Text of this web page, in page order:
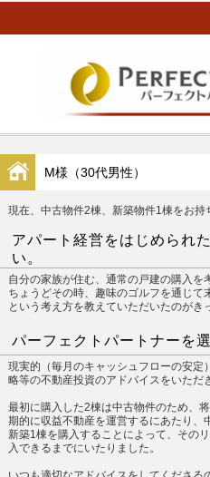
M様（30代男性）
現在、中古物件2棟、新築物件1棟をお持
アパート経営をはじめられ
い。
自分の家族が住む、通常の戸建の購入を
ちょうどその時、趣味のゴルフを通じて
という考え方を教えていただいたのがき
パーフェクトパートナーを
現実的（毎月のキャッシュフローの安定
略等の不動産投資のアドバイスをいただ
最初に購入した2棟は中古物件のため、
期的に収益不動産を運営するにあたり、
新築1棟を購入することによって、その
入できるまでにいたりました。